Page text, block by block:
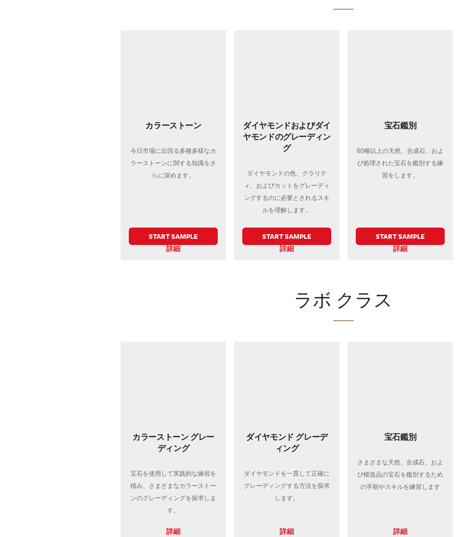
カラーストーン
今日市場に出回る多種多様なカ
ラーストーンに関する知識をさ
らに深めます。
START SAMPLE
詳細
ダイヤモンドおよびダイ
ヤモンドのグレーディン
グ
ダイヤモンドの色、クラリテ
ィ、およびカットをグレーディ
ングするのに必要とされるスキ
ルを理解します。
START SAMPLE
詳細
宝石鑑別
60種以上の天然、合成石、およ
び処理された宝石を鑑別する練
習をします。
START SAMPLE
詳細
ラボ クラス
カラーストーン グレー
ディング
宝石を使用して実践的な練習を
積み、さまざまなカラーストー
ンのグレーディングを探求しま
す。
詳細
ダイヤモンド グレーデ
ィング
ダイヤモンドを一貫して正確に
グレーディングする方法を探求
します。
詳細
宝石鑑別
さまざまな天然、合成石、およ
び模造品の宝石を鑑別するため
の手順やスキルを練習します
詳細